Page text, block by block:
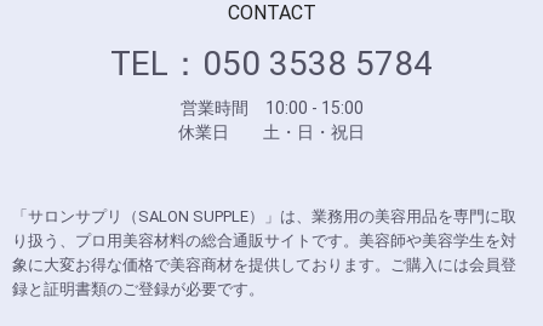
CONTACT
TEL：050 3538 5784
営業時間 10:00 - 15:00
休業日 土・日・祝日
「サロンサプリ（SALON SUPPLE）」は、業務用の美容用品を専門に取
り扱う、プロ用美容材料の総合通販サイトです。美容師や美容学生を対
象に大変お得な価格で美容商材を提供しております。ご購入には会員登
録と証明書類のご登録が必要です。